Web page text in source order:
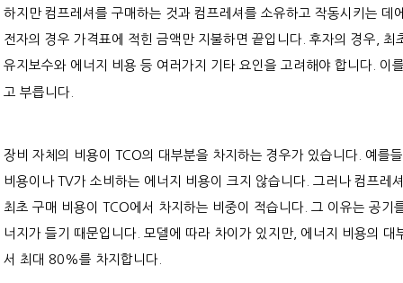
하지만 컴프레셔를 구매하는 것과 컴프레셔를 소유하고 작동시키는 데
전자의 경우 가격표에 적힌 금액만 지불하면 끝입니다. 후자의 경우, 최
유지보수와 에너지 비용 등 여러가지 기타 요인을 고려해야 합니다. 이
고 부릅니다.
장비 자체의 비용이 TCO의 대부분을 차지하는 경우가 있습니다. 예를
비용이나 TV가 소비하는 에너지 비용이 크지 않습니다. 그러나 컴프레
최초 구매 비용이 TCO에서 차지하는 비중이 적습니다.그 이유는 공기
너지가 들기 때문입니다. 모델에 따라 차이가 있지만, 에너지 비용의 대
서 최대 80%를 차지합니다.